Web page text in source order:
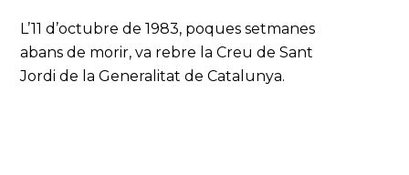
L’11 d’octubre de 1983, poques setmanes
abans de morir, va rebre la Creu de Sant
Jordi de la Generalitat de Catalunya.